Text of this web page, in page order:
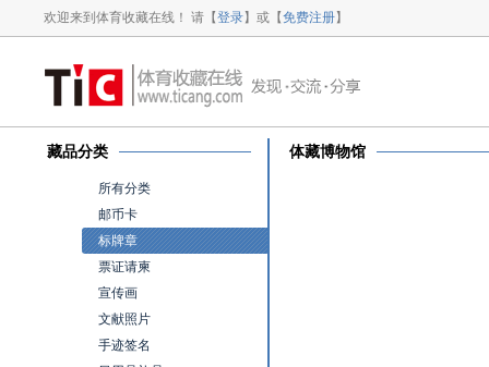
欢迎来到体育收藏在线！ 请【登录】或【免费注册】
藏品分类
所有分类
邮币卡
标牌章
票证请柬
宣传画
文献照片
手迹签名
体藏博物馆